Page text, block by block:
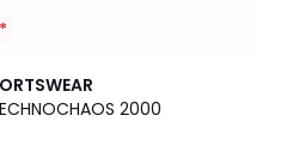
2000